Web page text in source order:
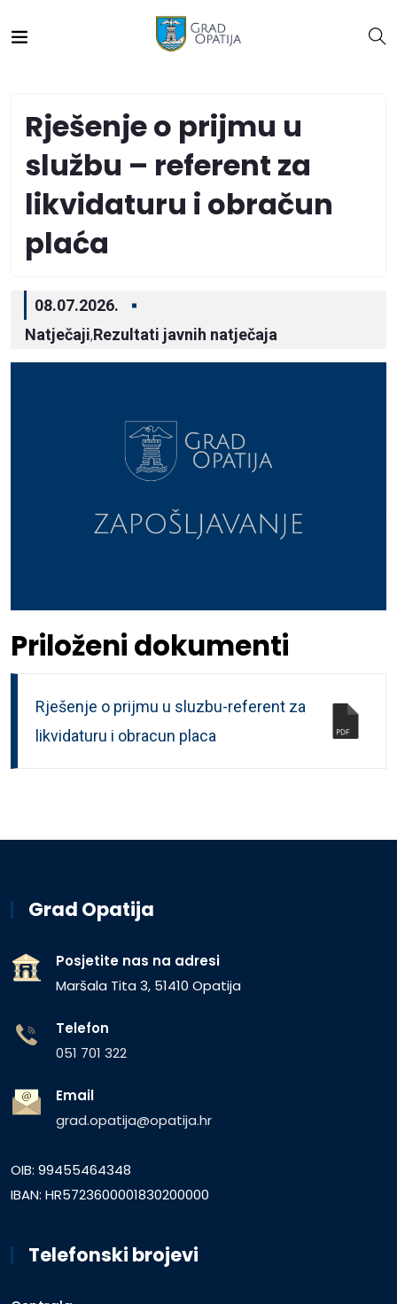
Rješenje o prijmu u
službu – referent za
likvidaturu i obračun
plaća
08.07.2026.
Natječaji,Rezultati javnih natječaja
Priloženi dokumenti
Rješenje o prijmu u sluzbu-referent za
likvidaturu i obracun placa
Grad Opatija
Posjetite nas na adresi
Maršala Tita 3, 51410 Opatija
Telefon
051 701 322
Email
grad.opatija@opatija.hr
OIB: 99455464348
IBAN: HR5723600001830200000
Telefonski brojevi